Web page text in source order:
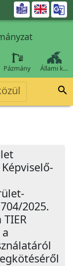

Pázmány Állami k…

2025.